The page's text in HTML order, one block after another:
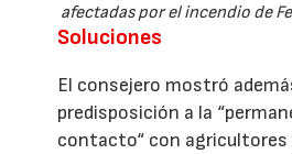
afectadas por el incendio de
Soluciones
El consejero mostró
predisposición a la
contacto“ con agricultores